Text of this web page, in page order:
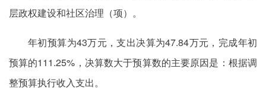
层政权建设和社区治理（项）。
年初预算为43万元，支出决算为47.84万元，完成年初
预算的111.25%，决算数大于预算数的主要原因是：根据调
整预算执行收入支出。